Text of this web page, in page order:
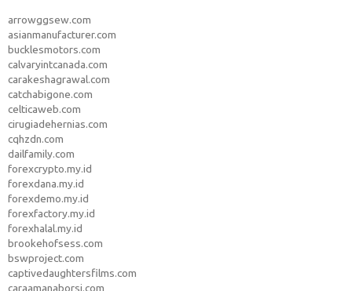
arrowggsew.com
asianmanufacturer.com
bucklesmotors.com
calvaryintcanada.com
carakeshagrawal.com
catchabigone.com
celticaweb.com
cirugiadehernias.com
cqhzdn.com
dailfamily.com
forexcrypto.my.id
forexdana.my.id
forexdemo.my.id
forexfactory.my.id
forexhalal.my.id
brookehofsess.com
bswproject.com
captivedaughtersfilms.com
caraamanaborsi.com